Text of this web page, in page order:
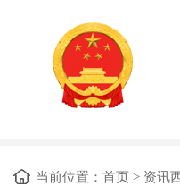
当前位置： 首页 > 资讯